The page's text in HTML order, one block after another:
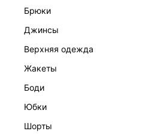
брюки
джинсы
верхняя одежда
жакеты
боди
юбки
шорты